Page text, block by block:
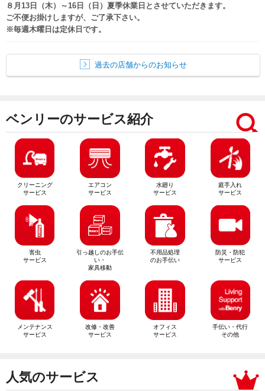
８月13日（木）～16日（日）夏季休業日とさせていただきます。
ご不便お掛けしますが、ご了承下さい。
※毎週木曜日は定休日です。
過去の店舗からのお知らせ
ベンリーのサービス紹介
クリーニング
サービス
エアコン
サービス
水廻り
サービス
庭手入れ
サービス
害虫
サービス
引っ越しのお手伝
い・
家具移動
不用品処理
のお手伝い
防災・防犯
サービス
メンテナンス
サービス
改修・改善
サービス
オフィス
サービス
手伝い・代行
その他
人気のサービス